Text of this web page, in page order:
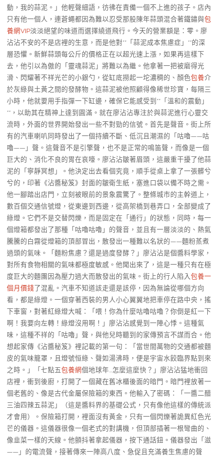
動，我的蒜泥。」他輕聲細語，彷彿在責備一個不上進的孩子。店內
只有他一個人，連蒼蠅都因為難以忍受那股陳年蒜頭混合著鐵鏽與包
養網VIP淡淡絕望的味道而選擇繞道飛行。今天的營業額是：零。廖
沾沾不安的不是店裡的生意，而是他對**「蒜泥成本焦慮症」**的深
層恐懼。新鮮蒜頭每公斤的價格正在以超光速上漲，如果再這樣下
去，他引以為傲的「靈魂蒜泥」將難以為繼。他拿著一把被磨得光
滑、閃耀著不祥光芒的小銀勺，從缸底撈起一坨濃稠的、顏色包養介
於灰綠與土黃之間的發酵物。這蒜泥被他照顧得像稀世珍寶，每隔三
小時，他就要用手指彈一下缸邊，確保它能感受到**「溫和的震動」
**，以助其在精神上達到圓滿。就在廖沾沾專注於與蒜泥進行心靈交
流時，外面的世界開始發出一些不對勁的信號。首先是聲音。街上所
有的汽車喇叭同時發出了一個持續不斷、低沉且潮濕的「咕嚕——咕
嚕——」聲。這聲音不是引擎聲，也不是正常的鳴笛聲，而像是一個
巨大的、消化不良的胃在哀嚎。廖沾沾皺著眉頭，這嚴重干擾了他蒜
泥的「寧靜冥想」。他決定出去看個究竟，順手從桌上拿了一張髒兮
兮的，印著《沾醬秘笈》封面的皺衛生紙，塞進口袋以備不時之需。
他一腳踏出店門，立刻被眼前的景象震驚了。整條城市的主幹道上，
數百個交通信號燈，從東邊到西邊，從高架橋到巷弄口，全部變成了
綠燈。它們不是交替閃爍，而是固定在「通行」的狀態，同時，每一
個燈箱都發出了那種「咕嚕咕嚕」的聲音，並且有一層淡淡的、熱氣
騰騰的白霧從燈箱的頂部冒出，散發出一種難以名狀的——麵粉蒸煮
過頭的氣味。「麵粉焦慮？還是過度發酵？」廖沾沾是個醬料學家，
對所有食物相關的氣味都極度敏感。他聞出來了，這是一種只有在極
度巨大的麵團因為壓力過大而散發出的氣味。街上的行人陷入包養一
個月價錢了混亂。汽車不知道該走還是該停，因為無論從哪個方向
看，都是綠燈。一個穿著西裝的男人小心翼翼地把車停在路中央，搖
下車窗，對著紅綠燈大喊：「喂！你為什麼咕嚕咕嚕？你倒是紅一下
啊！我要向左轉！綠燈沒用啊！」廖沾沾感覺到一陣心悸。這種氣
味，這種不祥的「咕嚕」聲，與他兒時聽到的家傳預言不謀而合。他
想起家傳《沾醬秘笈》裡記載的第一句：「當世間萬物的交通都被麵
皮的氣味籠罩，且燈號恒綠、聲如湯沸時，便是宇宙水餃臨界點到來
之時。」「七點五包養網個地球年…怎麼這麼快？」廖沾沾猛地衝回
店裡，衝到後廚，打開了一個藏在舊冰櫃後面的暗門。暗門裡放著一
個老舊的、像是古代金屬保險箱的東西。他輸入了密碼：「一醬二醋
三油四辣五蒜泥」（這是醬料界的基礎公式，只有像他這樣的傳統派
才會用）。保險箱打開，裡面沒有黃金，只有一個閃爍著詭異紅色光
芒的儀器。這儀器很像一個老式的對講機，但頂部插著一根彎曲的、
像韭菜一樣的天線。他顫抖著拿起儀器，按下通話鈕。儀器發出「滋
——」的電流聲，接著傳來一陣高八度、急促且充滿養生焦慮的聲